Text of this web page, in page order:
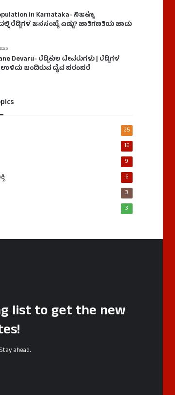
in Karnataka- ನಿಜಕ್ಕೂ
ರೆಡ್ಡಿಗಳ ಜನಸಂಖ್ಯೆ ಎಷ್ಟು? ಜಾತಿಗಣತಿಯ ಜಾಡು
Devaru- ರೆಡ್ಡಿಕುಲ ದೇವರುಗಳು | ರೆಡ್ಡಿಗಳ
ಬಂದಿರುವ ದೈವ ಪರಂಪರೆ
25
16
9
6
3
3
list to get the new
ahead.